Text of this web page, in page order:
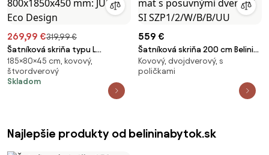
269,99 €319,99 €
Šatníková skriňa typu L
antracitová, dub sonoma,
800x1850x450 mm: JULIA Eco
Design
185×80×45 cm, kovový,
štvordverový
Skladom
559 €
Šatníková skriňa 200 cm Belini
biely mat / čierny mat s
posuvnými dverami SI
Kovový, dvojdverový, s
poličkami
Najlepšie produkty od belininabytok.sk